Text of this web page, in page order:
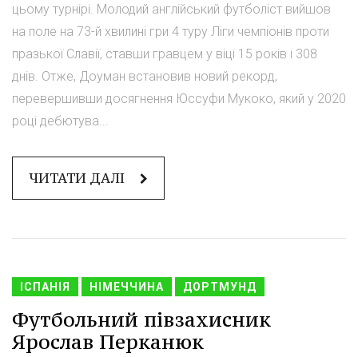
цьому турнірі. Молодий англійський футболіст вийшов
на поле на 73-й хвилині гри 4 туру Ліги чемпіонів проти
празької Славії, ставши гравцем у віці 15 років і 308
днів. Отже, Доуман встановив новий рекорд,
перевершивши досягнення Юссуфи Мукоко, який у 2020
році дебютува...
ЧИТАТИ ДАЛІ
ІСПАНІЯ НІМЕЧЧИНА ДОРТМУНД
Футбольний півзахисник
Ярослав Перканюк